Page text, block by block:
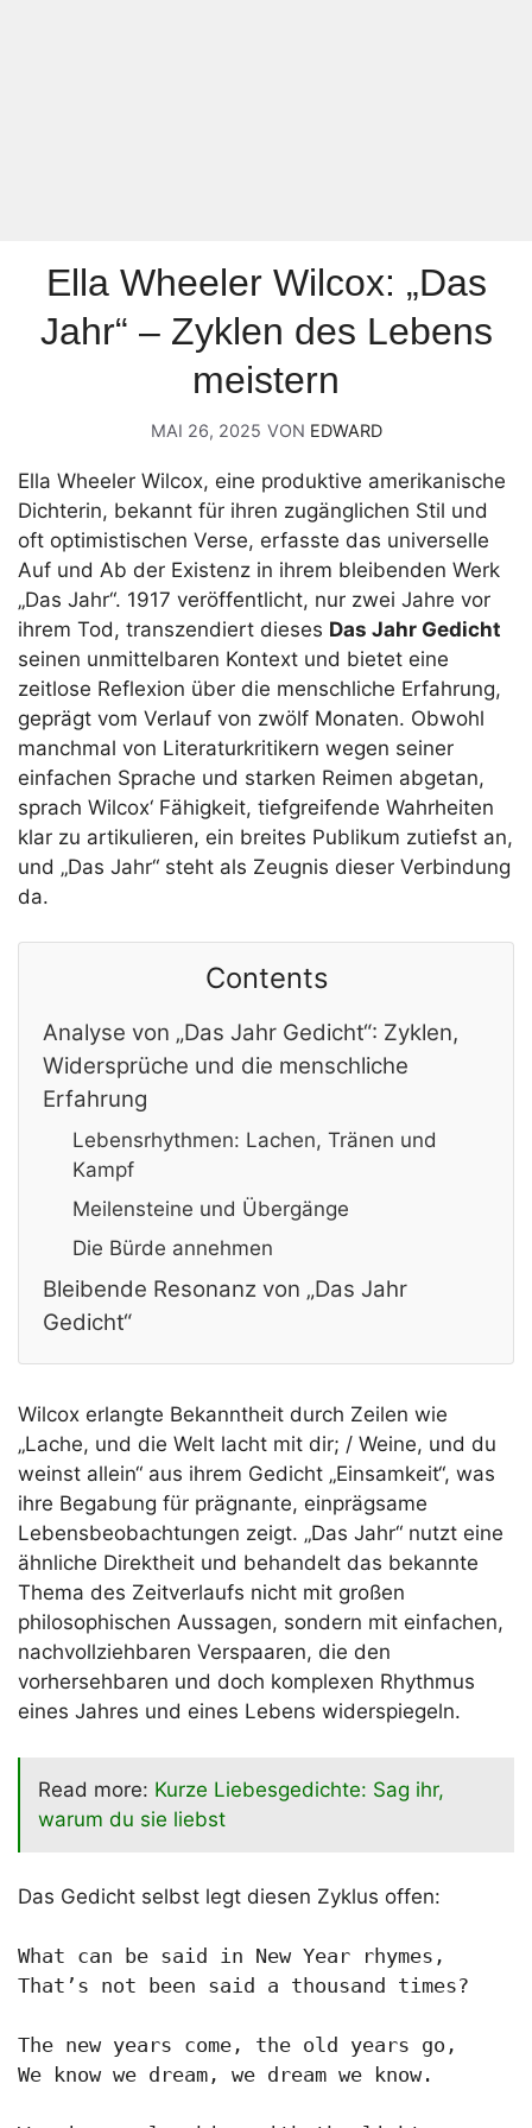
Ella Wheeler Wilcox: „Das
Jahr“ – Zyklen des Lebens
meistern
MAI 26, 2025 VON EDWARD
Ella Wheeler Wilcox, eine produktive amerikanische
Dichterin, bekannt für ihren zugänglichen Stil und
oft optimistischen Verse, erfasste das universelle
Auf und Ab der Existenz in ihrem bleibenden Werk
„Das Jahr“. 1917 veröffentlicht, nur zwei Jahre vor
ihrem Tod, transzendiert dieses Das Jahr Gedicht
seinen unmittelbaren Kontext und bietet eine
zeitlose Reflexion über die menschliche Erfahrung,
geprägt vom Verlauf von zwölf Monaten. Obwohl
manchmal von Literaturkritikern wegen seiner
einfachen Sprache und starken Reimen abgetan,
sprach Wilcox‘ Fähigkeit, tiefgreifende Wahrheiten
klar zu artikulieren, ein breites Publikum zutiefst an,
und „Das Jahr“ steht als Zeugnis dieser Verbindung
da.
Contents
Analyse von „Das Jahr Gedicht“: Zyklen,
Widersprüche und die menschliche
Erfahrung
Lebensrhythmen: Lachen, Tränen und
Kampf
Meilensteine und Übergänge
Die Bürde annehmen
Bleibende Resonanz von „Das Jahr
Gedicht“
Wilcox erlangte Bekanntheit durch Zeilen wie
„Lache, und die Welt lacht mit dir; / Weine, und du
weinst allein“ aus ihrem Gedicht „Einsamkeit“, was
ihre Begabung für prägnante, einprägsame
Lebensbeobachtungen zeigt. „Das Jahr“ nutzt eine
ähnliche Direktheit und behandelt das bekannte
Thema des Zeitverlaufs nicht mit großen
philosophischen Aussagen, sondern mit einfachen,
nachvollziehbaren Verspaaren, die den
vorhersehbaren und doch komplexen Rhythmus
eines Jahres und eines Lebens widerspiegeln.
Read more: Kurze Liebesgedichte: Sag ihr,
warum du sie liebst
Das Gedicht selbst legt diesen Zyklus offen:
What can be said in New Year rhymes,
That’s not been said a thousand times?
The new years come, the old years go,
We know we dream, we dream we know.